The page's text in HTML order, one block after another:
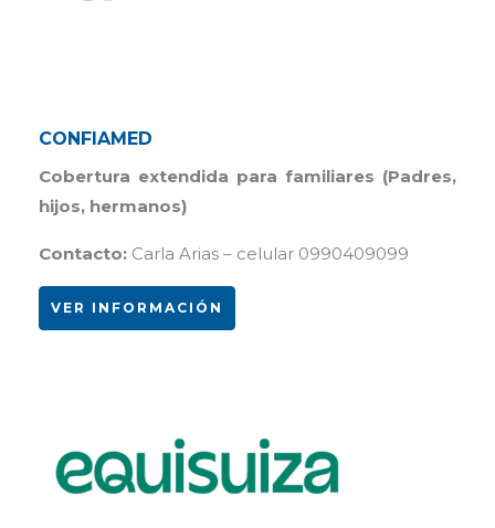
CONFIAMED
Cobertura extendida para familiares (Padres,
hijos, hermanos)
Contacto: Carla Arias – celular 0990409099
VER INFORMACIÓN